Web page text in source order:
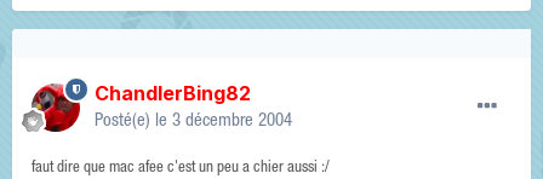
ChandlerBing82
Posté(e) le 3 décembre 2004
faut dire que mac afee c'est un peu a chier aussi :/